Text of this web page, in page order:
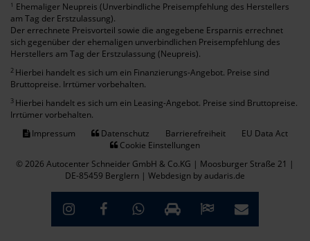
1 Ehemaliger Neupreis (Unverbindliche Preisempfehlung des Herstellers
am Tag der Erstzulassung).
Der errechnete Preisvorteil sowie die angegebene Ersparnis errechnet
sich gegenüber der ehemaligen unverbindlichen Preisempfehlung des
Herstellers am Tag der Erstzulassung (Neupreis).
2 Hierbei handelt es sich um ein Finanzierungs-Angebot. Preise sind
Bruttopreise. Irrtümer vorbehalten.
3 Hierbei handelt es sich um ein Leasing-Angebot. Preise sind Bruttopreise.
Irrtümer vorbehalten.
Impressum
Datenschutz Barrierefreiheit
EU Data Act
Cookie Einstellungen
© 2026 Autocenter Schneider GmbH & Co.KG | Moosburger Straße 21 |
DE-85459 Berglern | Webdesign by audaris.de